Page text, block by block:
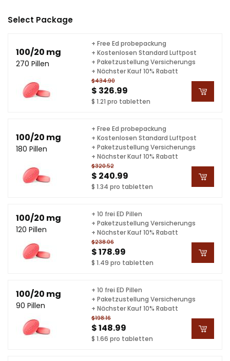
Select Package
100/20 mg
270 Pillen
$434.90
$ 326.99
$ 1.21 pro tabletten
+ Free Ed probepackung
+ Kostenlosen Standard Luftpost
+ Paketzustellung Versicherungs
+ Nächster Kauf 10% Rabatt
100/20 mg
180 Pillen
$320.52
$ 240.99
$ 1.34 pro tabletten
+ Free Ed probepackung
+ Kostenlosen Standard Luftpost
+ Paketzustellung Versicherungs
+ Nächster Kauf 10% Rabatt
100/20 mg
120 Pillen
$238.06
$ 178.99
$ 1.49 pro tabletten
+ 10 frei ED Pillen
+ Paketzustellung Versicherungs
+ Nächster Kauf 10% Rabatt
100/20 mg
90 Pillen
$198.16
$ 148.99
$ 1.66 pro tabletten
+ 10 frei ED Pillen
+ Paketzustellung Versicherungs
+ Nächster Kauf 10% Rabatt